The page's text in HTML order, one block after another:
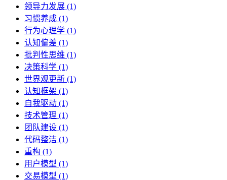
领导力发展 (1)
习惯养成 (1)
行为心理学 (1)
认知偏差 (1)
批判性思维 (1)
决策科学 (1)
世界观更新 (1)
认知框架 (1)
自我驱动 (1)
技术管理 (1)
团队建设 (1)
代码整洁 (1)
重构 (1)
用户模型 (1)
交易模型 (1)